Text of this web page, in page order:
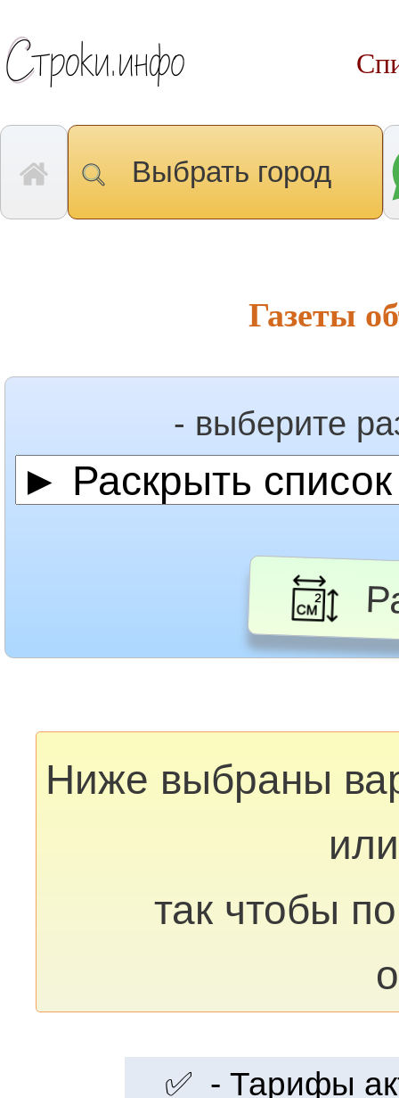
Выбрать город
Газеты
- выберите
Ниже выбраны
так чтобы
✅ - Тарифы